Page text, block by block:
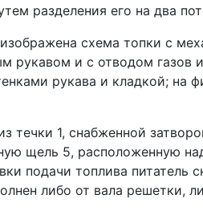
разделения его на два
схема топки с
рукавом и с отводом газов
рукава и кладкой; на
течки 1, снабженной
щель 5, расположенную
подачи топлива питатель
либо от вала решетки,